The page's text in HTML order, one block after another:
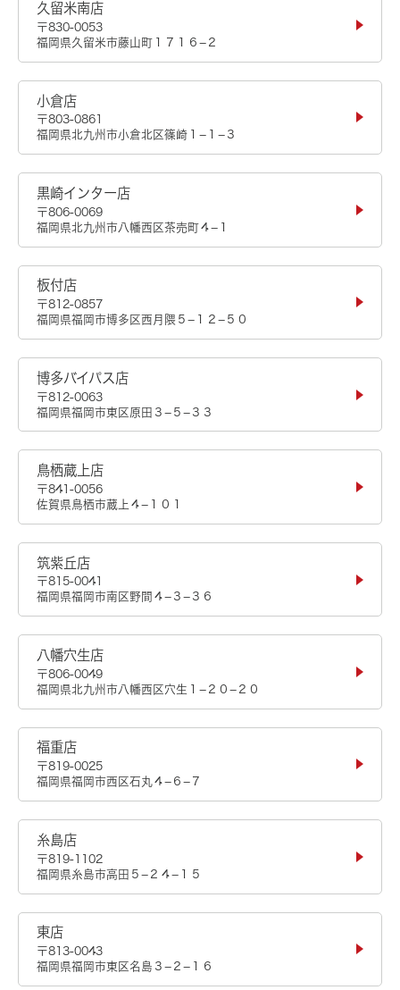
久留米南店
〒830-0053
福岡県久留米市藤山町１７１６−２
小倉店
〒803-0861
福岡県北九州市小倉北区篠崎１−１−３
黒崎インター店
〒806-0069
福岡県北九州市八幡西区茶売町４−１
板付店
〒812-0857
福岡県福岡市博多区西月隈５−１２−５０
博多バイパス店
〒812-0063
福岡県福岡市東区原田３−５−３３
鳥栖蔵上店
〒841-0056
佐賀県鳥栖市蔵上４−１０１
筑紫丘店
〒815-0041
福岡県福岡市南区野間４−３−３６
八幡穴生店
〒806-0049
福岡県北九州市八幡西区穴生１−２０−２０
福重店
〒819-0025
福岡県福岡市西区石丸４−６−７
糸島店
〒819-1102
福岡県糸島市高田５−２４−１５
東店
〒813-0043
福岡県福岡市東区名島３−２−１６